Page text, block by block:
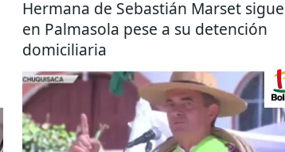
Hermana de Sebastián Marset sigue
en Palmasola pese a su detención
domiciliaria